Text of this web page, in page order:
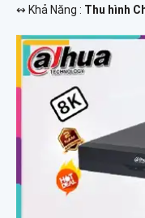
️↭ Khả Năng : Thu hình